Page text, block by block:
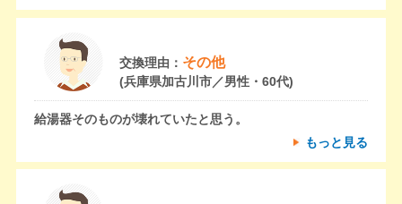
交換理由： その他
(兵庫県加古川市／男性・60代)
給湯器そのものが壊れていたと思う。
もっと見る